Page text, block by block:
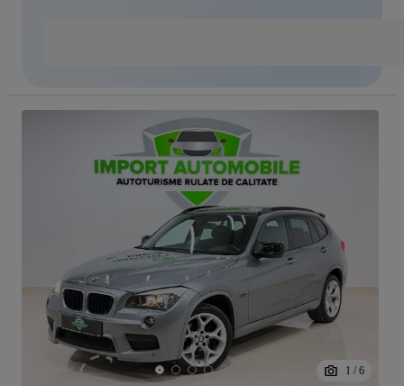
1 / 6